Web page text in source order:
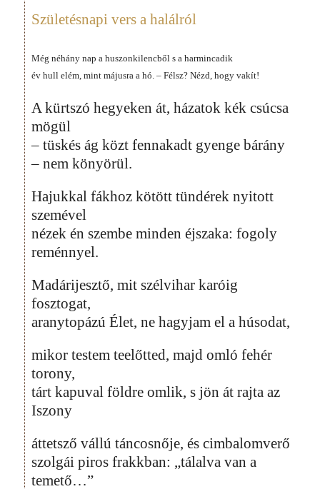
Születésnapi vers a halálról
Még néhány nap a huszonkilencből s a harmincadik
év hull elém, mint májusra a hó. – Félsz? Nézd, hogy vakít!
A kürtszó hegyeken át, házatok kék csúcsa
mögül
– tüskés ág közt fennakadt gyenge bárány
– nem könyörül.
Hajukkal fákhoz kötött tündérek nyitott
szemével
nézek én szembe minden éjszaka: fogoly
reménnyel.
Madárijesztő, mit szélvihar karóig
fosztogat,
aranytopázú Élet, ne hagyjam el a húsodat,
mikor testem teelőtted, majd omló fehér
torony,
tárt kapuval földre omlik, s jön át rajta az
Iszony
áttetsző vállú táncosnője, és cimbalomverő
szolgái piros frakkban: „tálalva van a
temető…”